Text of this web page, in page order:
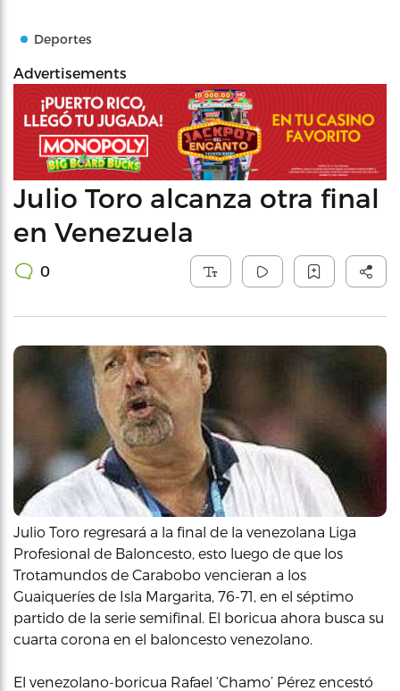
Deportes
Advertisements
Julio Toro alcanza otra final
en Venezuela
0
Julio Toro regresará a la final de la venezolana Liga
Profesional de Baloncesto, esto luego de que los
Trotamundos de Carabobo vencieran a los
Guaiqueríes de Isla Margarita, 76-71, en el séptimo
partido de la serie semifinal. El boricua ahora busca su
cuarta corona en el baloncesto venezolano.
El venezolano-boricua Rafael ‘Chamo’ Pérez encestó